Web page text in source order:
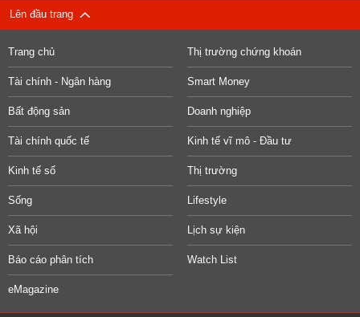
Lên đầu trang
Trang chủ Thị trường chứng khoán
Tài chính - Ngân hàng Smart Money
Bất động sản Doanh nghiệp
Tài chính quốc tế Kinh tế vĩ mô - Đầu tư
Kinh tế số Thị trường
Sống Lifestyle
Xã hội Lịch sự kiện
Báo cáo phân tích Watch List
eMagazine